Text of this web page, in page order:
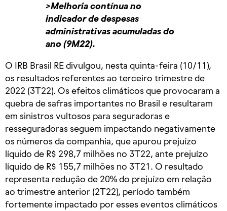
>Melhoria contínua no
indicador de despesas
administrativas acumuladas do
ano (9M22).
O IRB Brasil RE divulgou, nesta quinta-feira (10/11),
os resultados referentes ao terceiro trimestre de
2022 (3T22). Os efeitos climáticos que provocaram a
quebra de safras importantes no Brasil e resultaram
em sinistros vultosos para seguradoras e
resseguradoras seguem impactando negativamente
os números da companhia, que apurou prejuízo
líquido de R$ 298,7 milhões no 3T22, ante prejuízo
líquido de R$ 155,7 milhões no 3T21. O resultado
representa redução de 20% do prejuízo em relação
ao trimestre anterior (2T22), período também
fortemente impactado por esses eventos climáticos